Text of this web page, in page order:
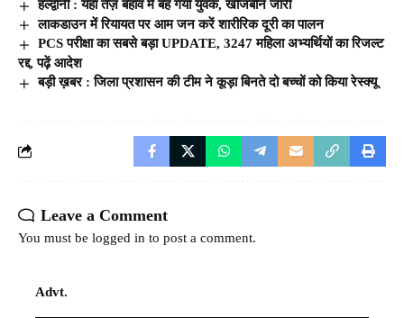
हल्द्वानी : यहां तेज़ बहाव में बह गया युवक, खोजबीन जारी
लाकडाउन में रियायत पर आम जन करें शारीरिक दूरी का पालन
PCS परीक्षा का सबसे बड़ा UPDATE, 3247 महिला अभ्यर्थियों का रिजल्ट
रद्द, पढ़ें आदेश
बड़ी ख़बर : जिला प्रशासन की टीम ने कूड़ा बिनते दो बच्चों को किया रेस्क्यू
Leave a Comment
You must be logged in to post a comment.
Advt.